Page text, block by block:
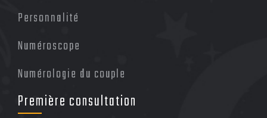
Personnalité
Numéroscope
Numérologie du couple
Première consultation